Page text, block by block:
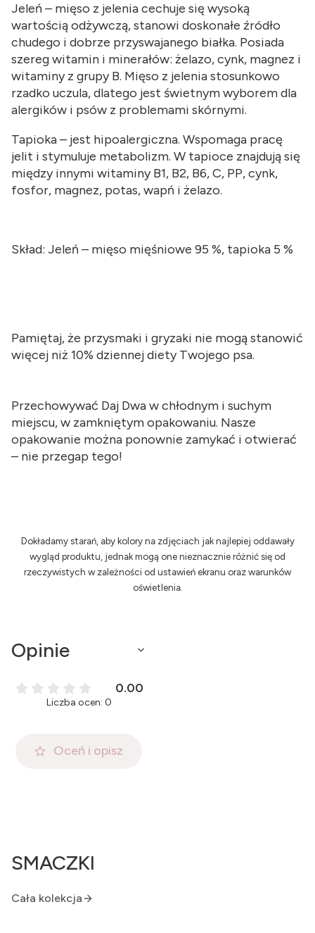
Jeleń – mięso z jelenia cechuje się wysoką
wartością odżywczą, stanowi doskonałe źródło
chudego i dobrze przyswajanego białka. Posiada
szereg witamin i minerałów: żelazo, cynk, magnez i
witaminy z grupy B. Mięso z jelenia stosunkowo
rzadko uczula, dlatego jest świetnym wyborem dla
alergików i psów z problemami skórnymi.
Tapioka – jest hipoalergiczna. Wspomaga pracę
jelit i stymuluje metabolizm. W tapioce znajdują się
między innymi witaminy B1, B2, B6, C, PP, cynk,
fosfor, magnez, potas, wapń i żelazo.
Skład: Jeleń – mięso mięśniowe 95 %, tapioka 5 %
Pamiętaj, że przysmaki i gryzaki nie mogą stanowić
więcej niż 10% dziennej diety Twojego psa.
Przechowywać Daj Dwa w chłodnym i suchym
miejscu, w zamkniętym opakowaniu. Nasze
opakowanie można ponownie zamykać i otwierać
– nie przegap tego!
Dokładamy starań, aby kolory na zdjęciach jak najlepiej oddawały
wygląd produktu, jednak mogą one nieznacznie różnić się od
rzeczywistych w zależności od ustawień ekranu oraz warunków
oświetlenia.
Opinie
0.00
Liczba ocen: 0
Oceń i opisz
SMACZKI
Cała kolekcja